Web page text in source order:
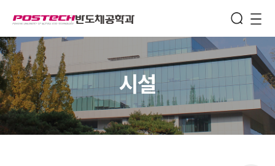
SemiconductorEngineering
시설